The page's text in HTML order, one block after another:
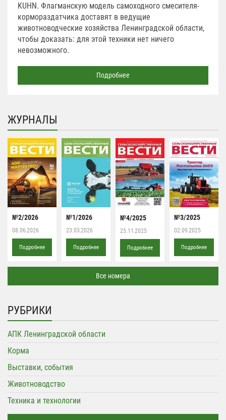
KUHN. Флагманскую модель самоходного смесителя-
кормораздатчика доставят в ведущие
животноводческие хозяйства Ленинградской области,
чтобы доказать: для этой техники нет ничего
невозможного.
Подробнее
ЖУРНАЛЫ
№2/2026
08.06.2026
Подробнее
№1/2026
23.03.2026
Подробнее
№4/2025
25.11.2025
Подробнее
№3/2025
02.09.2025
Подробнее
Все номера
РУБРИКИ
АПК Ленинградской области
Корма
Выставки, события
Животноводство
Техника и технологии